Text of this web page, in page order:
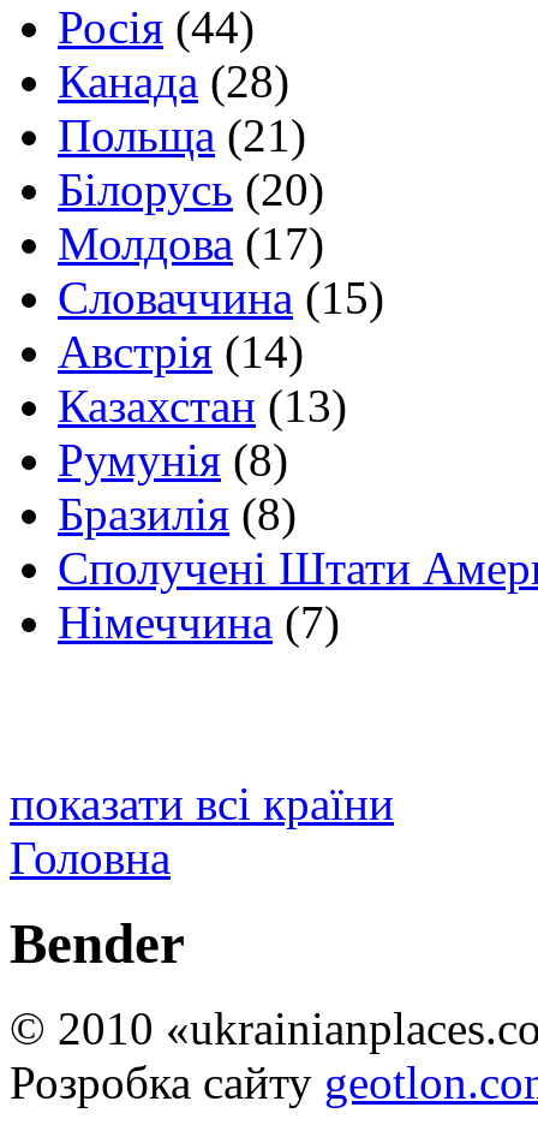
Росія (44)
Канада (28)
Польща (21)
Білорусь (20)
Молдова (17)
Словаччина (15)
Австрія (14)
Казахстан (13)
Румунія (8)
Бразилія (8)
Сполучені Штати
Німеччина (7)
показати всі країни
Головна
Bender
© 2010
Розробка сайту